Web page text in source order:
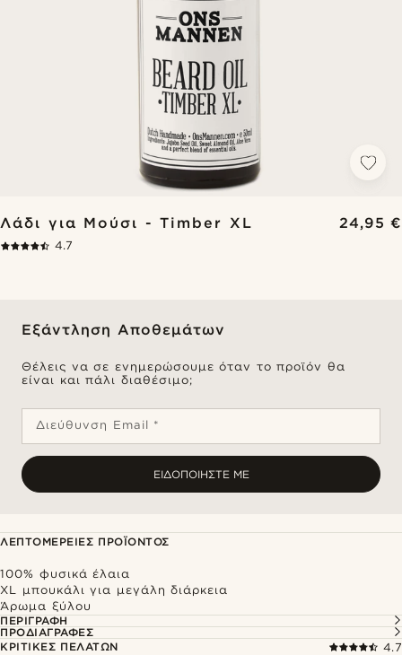
Λάδι για Μούσι - Timber XL 24,95 €
4.7
Εξάντληση Αποθεμάτων
Θέλεις να σε ενημερώσουμε όταν το προϊόν θα
είναι και πάλι διαθέσιμο;
Διεύθυνση Email *
ΕΙΔΟΠΟΙΉΣΤΕ ΜΕ
ΛΕΠΤΟΜΈΡΕΙΕΣ ΠΡΟΪΌΝΤΟΣ
100% φυσικά έλαια
XL μπουκάλι για μεγάλη διάρκεια
Άρωμα ξύλου
ΠΕΡΙΓΡΑΦΉ
ΠΡΟΔΙΑΓΡΑΦΈΣ
ΚΡΙΤΙΚΈΣ ΠΕΛΑΤΏΝ
4.7